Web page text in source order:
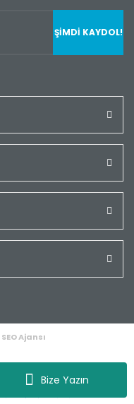
Bize Yazın
ŞİMDİ KAYDOL!
SEO Ajansı